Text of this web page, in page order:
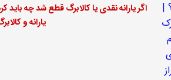
اگر یارانه نقدی یا کالابرگ قطع شد چه باید
یارانه و